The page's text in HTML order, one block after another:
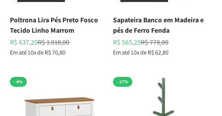
Poltrona Lira Pés Preto Fosco
Tecido Linho Marrom
Preço promocional
R$ 637,20Preço normal
R$ 1.018,00
Em até 10x de R$ 70,80
Sapateira Banco em Madeira e
pés de Ferro Fenda
Preço promocional
R$ 565,20Preço normal
R$ 778,00
Em até 10x de R$ 62,80
- 4% - 27%